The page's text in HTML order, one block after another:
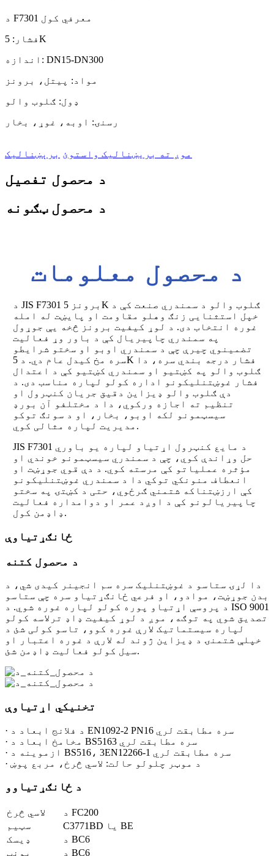
د F7301 معرفي کول
فشار: 5K
اندازه: DN15-DN300
مواد: پیتل، برونز
ډول: ګلوب والو
رسنۍ: اوبه، غوړ، بخار
موږ ته بریښنالیک واستوئ برېښنالیک
د محصول تفصیل
د محصول ټګونه
د محصول معلومات
د JIS F7301 برونز 5K ګلوب والو د سمندري صنعت کې د
خپل استثنایی زنګ وهلو مقاومت او پایښت له امله
غوره انتخاب دی. د لوړ کیفیت برونز څخه یې جوړول
په سمندري چاپیریال کې د باور وړ فعالیت
تضمینوي چیرې چې د سمندري اوبو او سختو شرایطو
سره مخ کیدل عام دي. د 5K فشار درجه بندي سره، دا
ګلوب والو په کښتیو او سمندري کښتیو کې د اعتدال
فشار غوښتنلیکونو اداره کولو لپاره مناسب دی. د
دې ګلوب والو ډیزاین دقیق جریان کنټرول او
تنظیم ته اجازه ورکوي، دا د مختلفو آن بورډ
سیسټمونو لکه اوبو، بخار، او د سونګ توکو
مدیریت لپاره مثالی کوي.
JIS F7301 د مایع کنټرول اړتیاو لپاره یو باوري
حل وړاندې کوي، چې د سمندري سیسټمونو خوندي او
مؤثره عملیاتو کې مرسته کوي. د دې قوي جوړښت او
انعطاف منونکي توکي دا د سمندري غوښتنلیکونو
کې ارزښتناکه شتمني ګرځوي، حتی د کښتۍ په سختو
چاپیریالونو کې د اوږد عمر او دوامداره فعالیت
ډاډمن کول.
ځانګړتیاوې
د محصول کتنه
دا لړۍ ستاسو د غوښتنلیک سره سم انجینر کیدی شي، د
بدن جوړښت، موادو، او فرعي ځانګړتیاو سره چې ستاسو
د پروسې اړتیاو پوره کولو لپاره غوره شوي. د ISO 9001
تصدیق شوي په توګه، موږ د لوړ کیفیت ډاډ ترلاسه کولو
لپاره سیستماتیک لارې غوره کوو، تاسو کولی شئ د
خپلې شتمنۍ د ډیزاین ژوند له لارې د غوره اعتبار او
سیل کولو فعالیت ډاډمن شئ.
تخنیکي اړتیاوې
· د فلانج ابعاد د EN1092-2 PN16 سره مطابقت لري
· مخامخ ابعاد د BS5163 سره مطابقت لري
· ازموینه د BS516، 3EN12266-1 سره مطابقت لري
· د موټر چلولو حالت: لاسي څرخ، مربع پوښ
د ځانګړتیاوو
لاسي څرخ
د FC200
سټیم
C3771BD یا BE
ډیسک
د BC6
بونټ
د BC6